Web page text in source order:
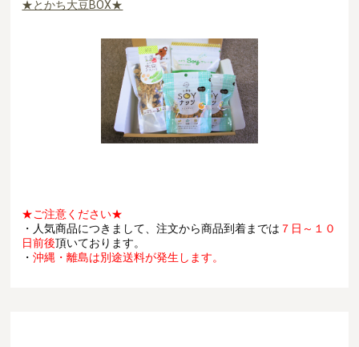
★とかち大豆BOX★
★ご注意ください★
・人気商品につきまして、注文から商品到着までは ７日～１０
日前後頂いております。
・沖縄・離島は別途送料が発生します。